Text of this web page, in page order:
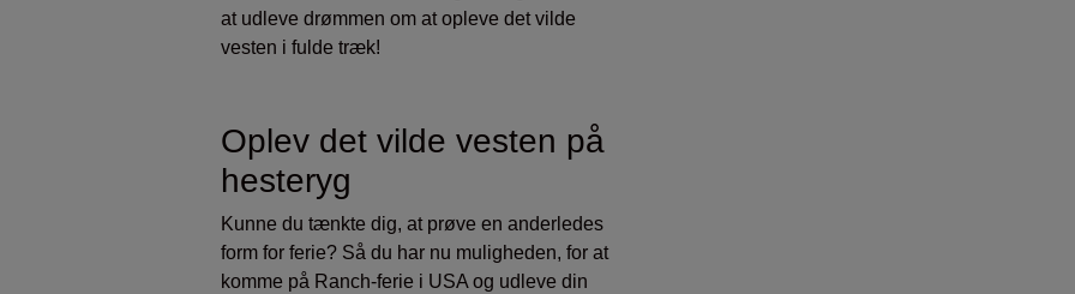
at udleve drømmen om at opleve det vilde
vesten i fulde træk!
Oplev det vilde vesten på
hesteryg
Kunne du tænkte dig, at prøve en anderledes
form for ferie? Så du har nu muligheden, for at
komme på Ranch-ferie i USA og udleve din